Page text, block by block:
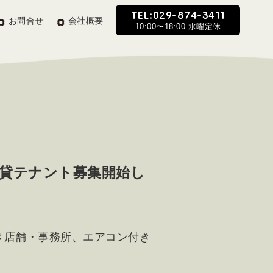
TEL:029-874-3411
10:00〜18:00 水曜定休
会社概要
お問合せ
テナント募集開始し
舗・事務所、エアコン付き